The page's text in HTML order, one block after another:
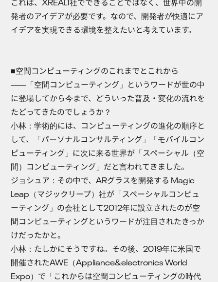
発者のアイデアが必要です。なので、開発者が快適にア
イデアを実現できる環境を整えたいと考えています。
■空間コンピューティングのこれまでとこれから
――「空間コンピューティング」というワードが世の中
に登場してから今まで、どういった普及・変化の流れを
たどってきたのでしょうか？
小林 ：学術的には、コンピューティングの進化の順序と
して、「パーソナルコンサルティング」「モバイルコン
ピューティング」に次に来る世界が「スペーシャル（空
間）コンピューティング」だと言われてきました。
ジョシュア ：その中で、ARグラスを開発する Magic
Leap（マジックリープ）社が「スペーシャルコンピュ
ーティング」の会社として2012年に設立されたのが空
間コンピューティングというワードが注目されたきっか
けだったかと。
小林 ：たしかにそうですね。その後、2019年に米国で
開催されたAWE（Appliance&electronics World
Expo）で「これからは空間コンピューティングの時代